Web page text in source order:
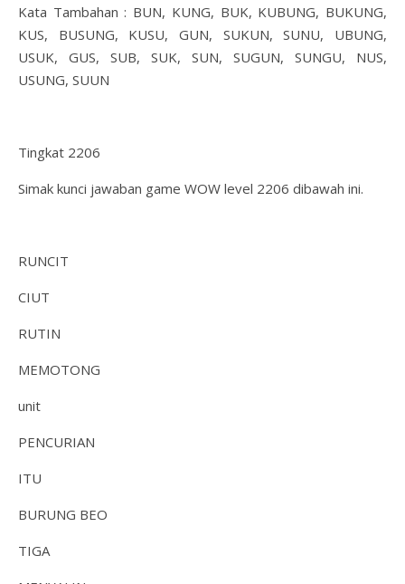
Kata Tambahan : BUN, KUNG, BUK, KUBUNG, BUKUNG,
KUS, BUSUNG, KUSU, GUN, SUKUN, SUNU, UBUNG,
USUK, GUS, SUB, SUK, SUN, SUGUN, SUNGU, NUS,
USUNG, SUUN
Tingkat 2206
Simak kunci jawaban game WOW level 2206 dibawah ini.
RUNCIT
CIUT
RUTIN
MEMOTONG
unit
PENCURIAN
ITU
BURUNG BEO
TIGA